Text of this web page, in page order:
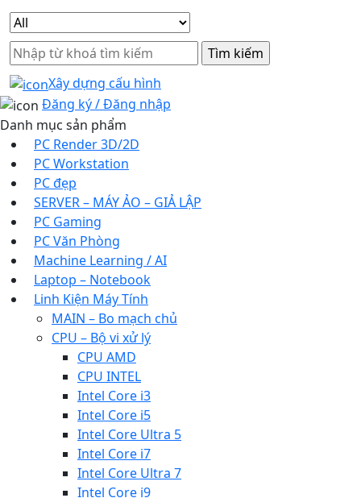
Search
for:
Xây dựng cấu hình
Đăng ký / Đăng nhập
Danh mục sản phẩm
PC Render 3D/2D
PC Workstation
PC đẹp
SERVER – MÁY ẢO – GIẢ LẬP
PC Gaming
PC Văn Phòng
Machine Learning / AI
Laptop – Notebook
Linh Kiện Máy Tính
MAIN – Bo mạch chủ
CPU – Bộ vi xử lý
CPU AMD
CPU INTEL
Intel Core i3
Intel Core i5
Intel Core Ultra 5
Intel Core i7
Intel Core Ultra 7
Intel Core i9